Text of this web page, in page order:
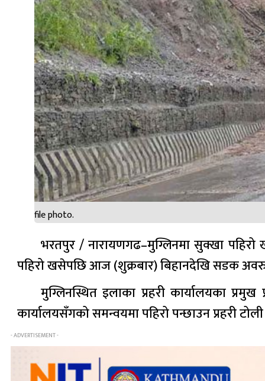
file photo.
भरतपुर / नारायणगढ–मुग्लिनमा सुक्खा
पहिरो खसेपछि आज (शुक्रबार) बिहानदेखि सडक
मुग्लिनस्थित इलाका प्रहरी कार्यालयका
कार्यालयसँगको समन्वयमा पहिरो पन्छाउन प्रहरी
- ADVERTISEMENT -